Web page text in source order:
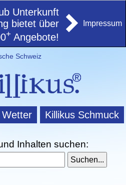
Unterkunft
bietet über
+ Angebote!
Impressum
Schweiz
Wetter Killikus Schmuck
Inhalten suchen: